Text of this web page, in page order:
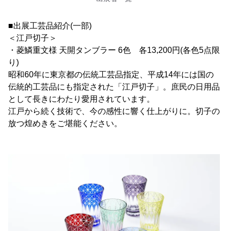
■出展工芸品紹介(一部)
＜江戸切子＞
・菱鱗重文様 天開タンブラー 6色 各13,200円(各色5点限
り)
昭和60年に東京都の伝統工芸品指定、平成14年には国の
伝統的工芸品にも指定された「江戸切子」。庶民の日用品
として長きにわたり愛用されています。
江戸から続く技術で、今の感性に響く仕上がりに。切子の
放つ煌めきをご堪能ください。